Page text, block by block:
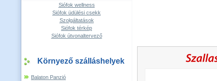
Siófok wellness
Siófok üdülési csekk
Szolgáltatások
Siófok térkép
Siófok útvonaltervező
Környező szálláshelyek
Balaton Panzió